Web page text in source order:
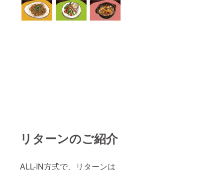
リターンのご紹介
ALL-IN方式で、リターンは